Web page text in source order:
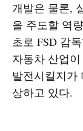
개발은 물론,
을 주도할 역
초로 FSD 감
자동차 산업
발전시킬지가
상하고 있다.